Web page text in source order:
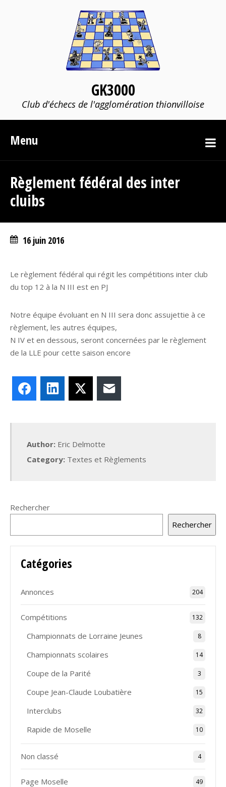
GK3000
Club d'échecs de l'agglomération thionvilloise
Menu
Règlement fédéral des inter
cluibs
16 juin 2016
Le règlement fédéral qui régit les compétitions inter club
du top 12 à la N III est en PJ
Notre équipe évoluant en N III sera donc assujettie à ce
règlement, les autres équipes,
N IV et en dessous, seront concernées par le règlement
de la LLE pour cette saison encore
FacebookLinkedIn
Author: Eric Delmotte
Category: Textes et Règlements
Rechercher
Rechercher
Catégories
Annonces 204
Compétitions 132
Championnats de Lorraine Jeunes 8
Championnats scolaires 14
Coupe de la Parité 3
Coupe Jean-Claude Loubatière 15
Interclubs 32
Rapide de Moselle 10
Non classé 4
Page Moselle 49